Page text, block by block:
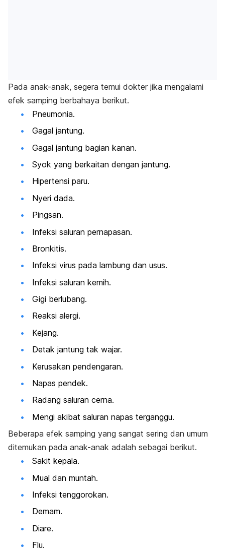
Pada anak-anak, segera temui dokter jika mengalami
efek samping berbahaya berikut.
Pneumonia.
Gagal jantung.
Gagal jantung bagian kanan.
Syok yang berkaitan dengan jantung.
Hipertensi paru.
Nyeri dada.
Pingsan.
Infeksi saluran pernapasan.
Bronkitis.
Infeksi virus pada lambung dan usus.
Infeksi saluran kemih.
Gigi berlubang.
Reaksi alergi.
Kejang.
Detak jantung tak wajar.
Kerusakan pendengaran.
Napas pendek.
Radang saluran cerna.
Mengi akibat saluran napas terganggu.
Beberapa efek samping yang sangat sering dan umum
ditemukan pada anak-anak adalah sebagai berikut.
Sakit kepala.
Mual dan muntah.
Infeksi tenggorokan.
Demam.
Diare.
Flu.